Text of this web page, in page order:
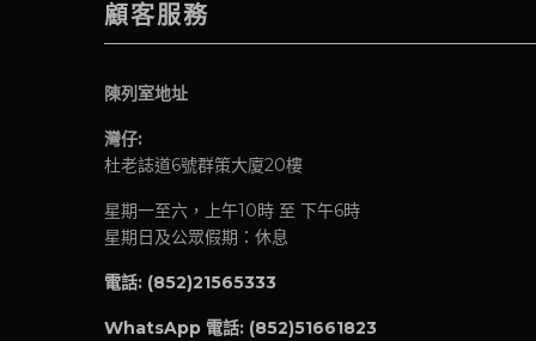
顧客服務
陳列室地址
灣仔:
杜老誌道6號群策大廈20樓
星期一至六，上午10時 至 下午6時
星期日及公眾假期：休息
電話: (852)21565333
WhatsApp 電話: (852)51661823